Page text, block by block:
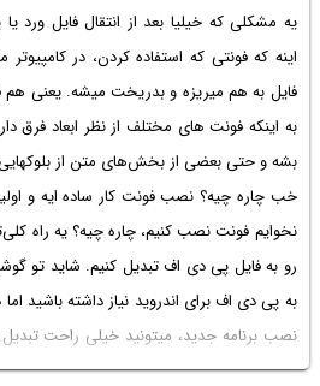
یه مشکلی که خیلیا بعد از انتقال فایل ورد
اینه که فونتی که استفاده کردن، در
فایل به هم میریزه و بدریخت میشه. یعنی هم
به اینکه فونت های مختلف از نظر ابعاد فرق
بشه و حتی بعضی از بخش‌های متن از بلوکهایی
خب چاره چیه؟ نصب فونت کار ساده ایه و
نخوایم فونت نصب کنیم، چاره چیه؟ یه راه
رو به فایل پی دی اف تبدیل کنیم. شاید تو
به پی دی اف برای اندروید نیاز داشته باشید
نصب برنامه جدید، میتونید خیلی راحت
بهم ریختگیرو انجام بدید. روش کار رو به